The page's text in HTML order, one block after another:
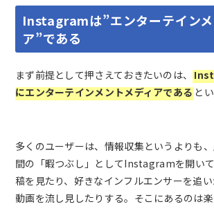
Instagramは”エンターテインメ
ア”である
まず前提として押さえておきたいのは、
にエンターテインメントメディアである と
多くのユーザーは、情報収集というよりも
間の「暇つぶし」としてInstagramを開い
稿を見たり、好きなインフルエンサーを追
動画を流し見したりする。そこにあるのは